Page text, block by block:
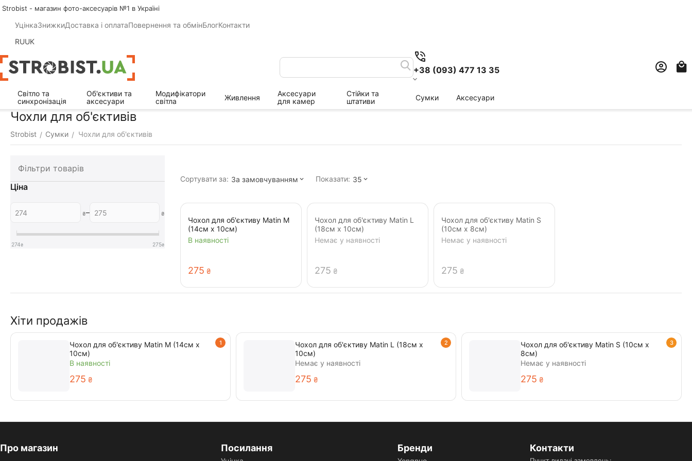
Strobist - магазин фото-аксесуарів №1 в Україні
УцінкаЗнижкиДоставка і оплатаПовернення та обмінБлогКонтакти
RUUK
+38 (093) 477 13 35
Світло та
синхронізація
Об'єктиви та
аксесуари
Модифікатори
світла
Живлення
Аксесуари
для камер
Стійки та
штативи
Сумки Аксесуари
Чохли для об'єктивів
Strobist / Сумки / Чохли для об'єктивів
Сортувати за: За замовчуванням Показати: 35
Чохол для об'єктиву Matin M
(14см х 10см)
В наявності
‍275‍ ₴
Чохол для об'єктиву Matin L
(18см х 10см)
Немає у наявності
‍275‍ ₴
Чохол для об'єктиву Matin S
(10см х 8см)
Немає у наявності
‍275‍ ₴
Фільтри товарів
Ціна
₴– ₴
274₴ 275₴
Хіти продажів
1
Чохол для об'єктиву Matin M (14см х
10см)
В наявності
‍275‍ ₴
2
Чохол для об'єктиву Matin L (18см х
10см)
Немає у наявності
‍275‍ ₴
3
Чохол для об'єктиву Matin S (10см х
8см)
Немає у наявності
‍275‍ ₴
Про магазин Посилання Бренди Контакти